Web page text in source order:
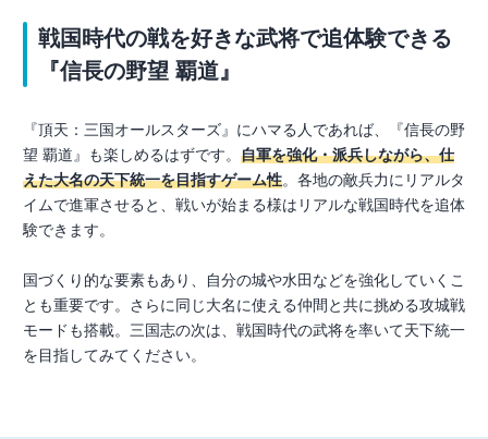
戦国時代の戦を好きな武将で追体験できる
『信長の野望 覇道』
『頂天：三国オールスターズ』にハマる人であれば、『信長の野
望 覇道』も楽しめるはずです。 自軍を強化・派兵しながら、仕
えた大名の天下統一を目指すゲーム性。各地の敵兵力にリアルタ
イムで進軍させると、戦いが始まる様はリアルな戦国時代を追体
験できます。
国づくり的な要素もあり、自分の城や水田などを強化していくこ
とも重要です。さらに同じ大名に使える仲間と共に挑める攻城戦
モードも搭載。三国志の次は、戦国時代の武将を率いて天下統一
を目指してみてください。